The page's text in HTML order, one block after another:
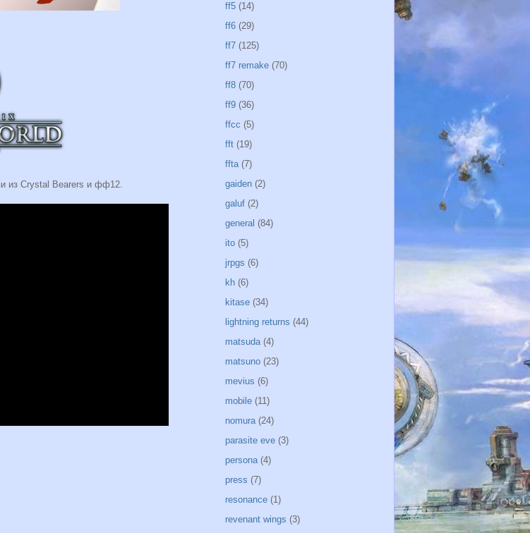
из Crystal Bearers и фф12.
ff5 (14)
ff6 (29)
ff7 (125)
ff7 remake (70)
ff8 (70)
ff9 (36)
ffcc (5)
fft (19)
ffta (7)
gaiden (2)
galuf (2)
general (84)
ito (5)
jrpgs (6)
kh (6)
kitase (34)
lightning returns (44)
matsuda (4)
matsuno (23)
mevius (6)
mobile (11)
nomura (24)
parasite eve (3)
persona (4)
press (7)
resonance (1)
revenant wings (3)